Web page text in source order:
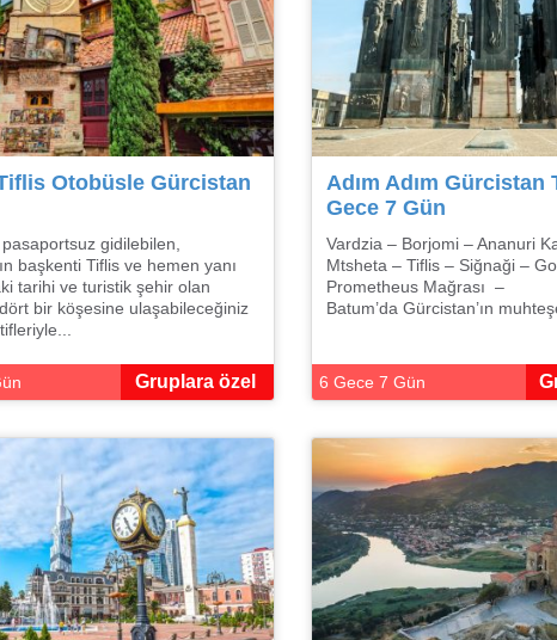
Otobüsle Gürcistan
gidilebilen,
başkenti Tiflis ve hemen yanı
tarihi ve turistik şehir olan
bir köşesine ulaşabileceğiniz
Gruplara özel
Adım Adım Gürcistan
Gece 7 Gün
Vardzia – Borjomi – Ananuri
Mtsheta – Tiflis – Siğnaği –
Prometheus Mağrası –
Batum’da Gürcistan’ın
6 Gece 7 Gün